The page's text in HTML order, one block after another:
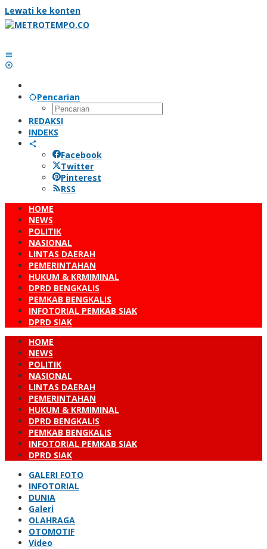
Lewati ke konten
Pencarian
REDAKSI
INDEKS
Facebook
Twitter
Pinterest
RSS
HOME
NEWS
POLITIK
NASIONAL
LINTAS DAERAH
PEMERINTAHAN
HUKUM & KRMIMINAL
DPRD BENGKALIS
PEMKAB BENGKALIS
INFOTORIAL PEMKAB SIAK
DPRD SIAK
HOME
NEWS
POLITIK
NASIONAL
LINTAS DAERAH
PEMERINTAHAN
HUKUM & KRMIMINAL
DPRD BENGKALIS
PEMKAB BENGKALIS
INFOTORIAL PEMKAB SIAK
DPRD SIAK
GALERI FOTO
INFOTORIAL
DUNIA
Galeri
OLAHRAGA
OTOMOTIF
Video